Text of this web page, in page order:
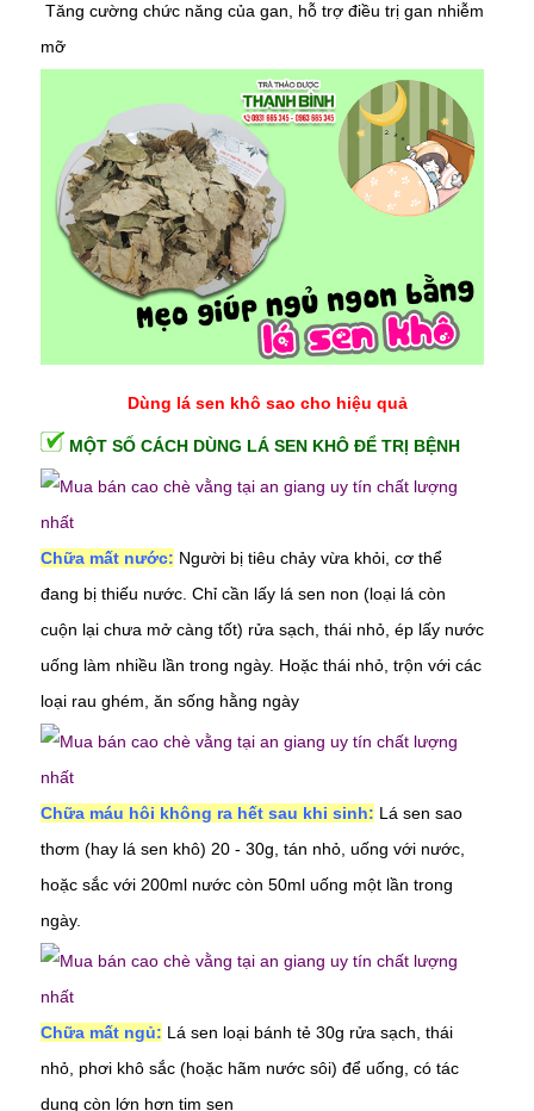
Tăng cường chức năng của gan, hỗ trợ điều trị gan nhiễm
mỡ
Dùng lá sen khô sao cho hiệu quả
MỘT SỐ CÁCH DÙNG LÁ SEN KHÔ ĐỂ TRỊ BỆNH
Chữa mất nước: Người bị tiêu chảy vừa khỏi, cơ thể
đang bị thiếu nước. Chỉ cần lấy lá sen non (loại lá còn
cuộn lại chưa mở càng tốt) rửa sạch, thái nhỏ, ép lấy nước
uống làm nhiều lần trong ngày. Hoặc thái nhỏ, trộn với các
loại rau ghém, ăn sống hằng ngày
Chữa máu hôi không ra hết sau khi sinh: Lá sen sao
thơm (hay lá sen khô) 20 - 30g, tán nhỏ, uống với nước,
hoặc sắc với 200ml nước còn 50ml uống một lần trong
ngày.
Chữa mất ngủ: Lá sen loại bánh tẻ 30g rửa sạch, thái
nhỏ, phơi khô sắc (hoặc hãm nước sôi) để uống, có tác
dụng còn lớn hơn tim sen